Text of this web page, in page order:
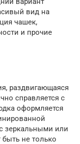
вид на
чашек,
и прочие
раздвигающаяся
справляется с
оформляется
зеркальными или
не только